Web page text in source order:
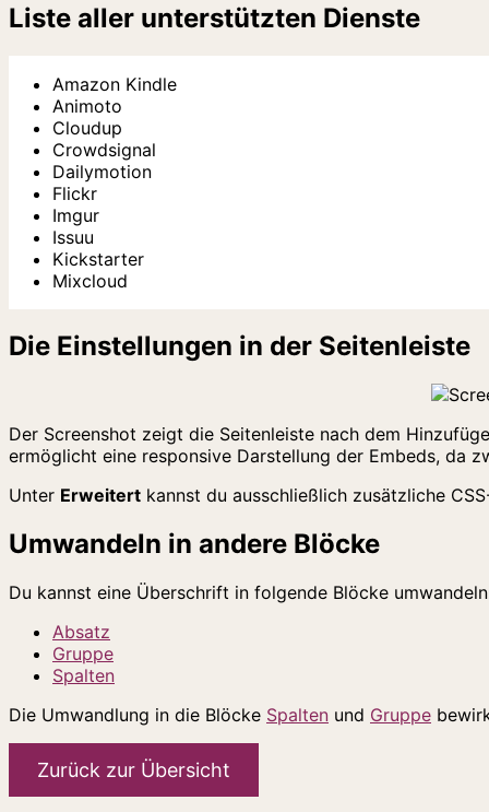
Liste aller unterstützten Dienste
Amazon Kindle
Animoto
Cloudup
Crowdsignal
Dailymotion
Flickr
Imgur
Issuu
Kickstarter
Mixcloud
Die Einstellungen in der Seitenleiste
Der Screenshot zeigt die Seitenleiste nach dem
ermöglicht eine responsive Darstellung der Embeds, da
Unter Erweitert kannst du ausschließlich zusätzliche
Umwandeln in andere Blöcke
Du kannst eine Überschrift in folgende Blöcke
Absatz
Gruppe
Spalten
Die Umwandlung in die Blöcke Spalten und Gruppe
Zurück zur Übersicht